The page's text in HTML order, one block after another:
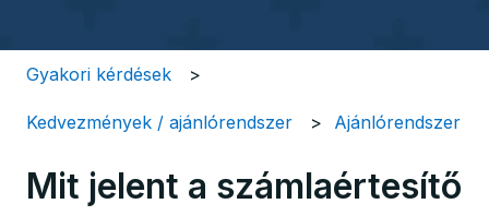
Gyakori kérdések
Kedvezmények / ajánlórendszer Ajánlórendszer
Mit jelent a számlaértesítő